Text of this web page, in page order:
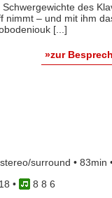
Schwergewichte des
nimmt – und mit ihm
[...]
»zur
surround • 83min
•
8 8 6